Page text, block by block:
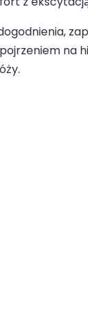
na